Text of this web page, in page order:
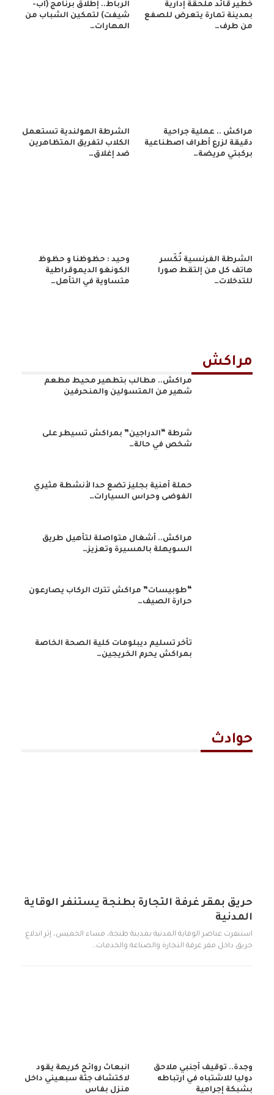
خطير قائد ملحقة إدارية
بمدينة تمارة يتعرض للصفع
من طرف…
الرباط.. إطلاق برنامج (أب-
شيفت) لتمكين الشباب من
المهارات…
مراكش .. عملية جراحية
دقيقة لزرع أطراف اصطناعية
بركبتي مريضة…
الشرطة الهولندية تستعمل
الكلاب لتفريق المتظاهرين
ضد إغلاق…
الشرطة الفرنسية تُكَسر
هاتف كل من إلتقط صورا
للتدخلات…
وحيد : حظوظنا و حظوظ
الكونغو الديموقراطية
متساوية في التأهل…
مراكش
مراكش.. مطالب بتطهير محيط مطعم
شهير من المتسولين والمنحرفين
شرطة “الدراجين” بمراكش تسيطر على
شخص في حالة…
حملة أمنية بجليز تضع حدا لأنشطة مثيري
الفوضى وحراس السيارات…
مراكش.. أشغال متواصلة لتأهيل طريق
السويهلة بالمسيرة وتعزيز…
“طوبيسات” مراكش تترك الركاب يصارعون
حرارة الصيف…
تأخر تسليم ديبلومات كلية الصحة الخاصة
بمراكش يحرم الخريجين…
حوادث
حريق بمقر غرفة التجارة بطنجة يستنفر الوقاية
المدنية
استنفرت عناصر الوقاية المدنية بمدينة طنجة، مساء الخميس، إثر اندلاع
حريق داخل مقر غرفة التجارة والصناعة والخدمات…
وجدة.. توقيف أجنبي ملاحق
دوليا للاشتباه في ارتباطه
بشبكة إجرامية
انبعاث روائح كريهة يقود
لاكتشاف جثة سبعيني داخل
منزل بفاس